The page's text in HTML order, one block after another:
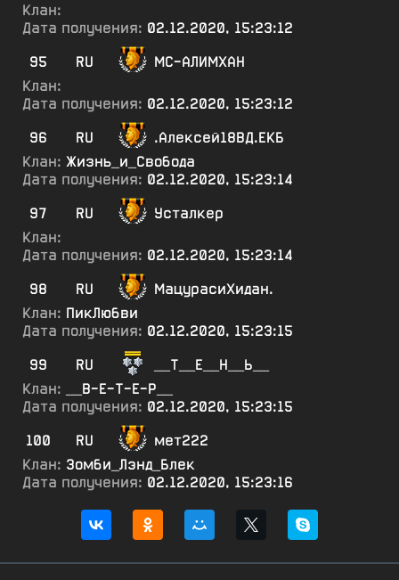
Клан:
Дата получения: 02.12.2020, 15:23:12
95
RU
МС-АЛИМХАН
Клан:
Дата получения: 02.12.2020, 15:23:12
96
RU
.Алексей18ВД.ЕКБ
Клан: Жизнь_и_Свобода
Дата получения: 02.12.2020, 15:23:14
97
RU
Усталкер
Клан:
Дата получения: 02.12.2020, 15:23:14
98
RU
МацурасиХидан.
Клан: ПикЛюбви
Дата получения: 02.12.2020, 15:23:15
99
RU
__Т__Е__Н__Ь__
Клан:
__В-Е-Т-Е-Р__
Дата получения: 02.12.2020, 15:23:15
100
RU
мет222
Клан: Зомби_Лэнд_Блек
Дата получения: 02.12.2020, 15:23:16